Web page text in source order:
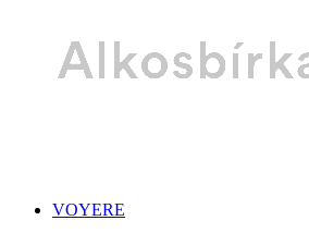
VOYERE